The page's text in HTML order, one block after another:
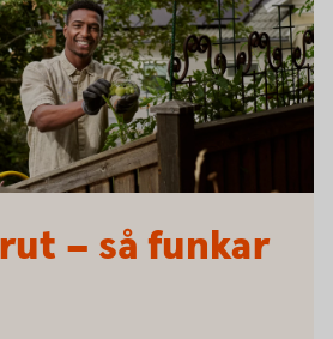
– så funkar